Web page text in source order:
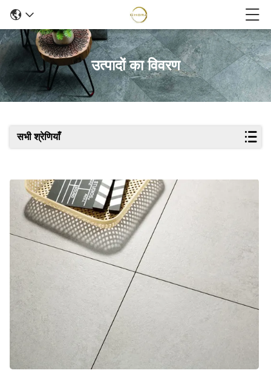
उत्पादों का विवरण
सभी श्रेणियाँ